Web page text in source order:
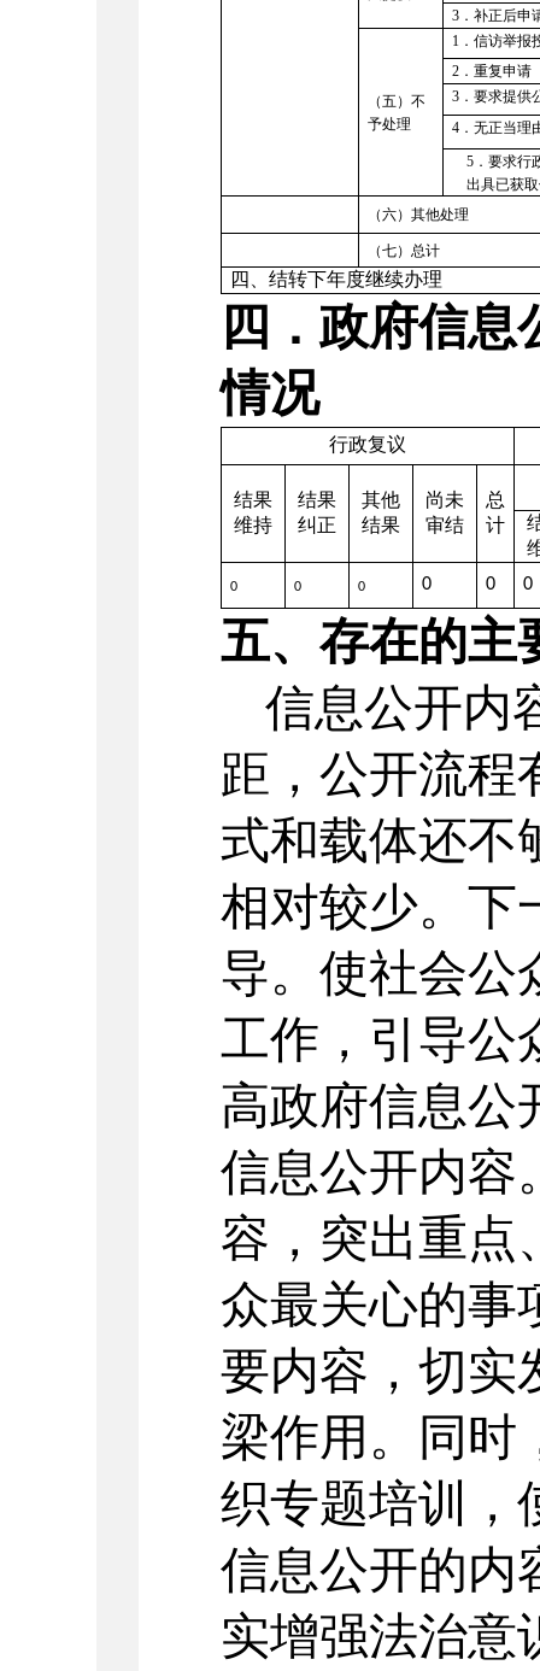
3 ．补正后申
（五） 不
予处理
1 ．信访举报
2 ．重复申请
3 ．要求提供
4 ．无正当理
5 ．要求行
出具已获
（六）其他处理
（七）总计
四、结转下年度继续办理
四．政府信
情况
行政复议
结果
维持
结果
纠正
其他
结果
尚未
审结
总
计
0 0 0 0 0 0
五、存在的主
信息公开内
距，公开流程
式和载体还不
相对较少。下
导。使社会公
工作，引导公
高政府信息公
信息公开内容
容，突出重点
众最关心的事
要内容，切实
梁作用。同时
织专题培训，
信息公开的内
实增强法治意